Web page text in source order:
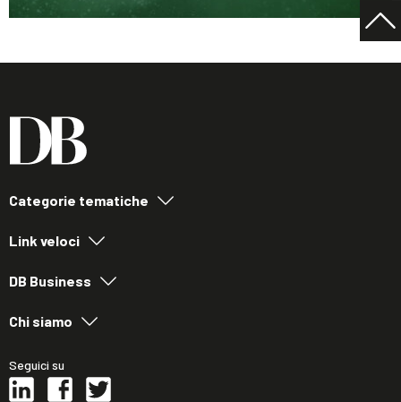
Categorie tematiche
Link veloci
DB Business
Chi siamo
Seguici su